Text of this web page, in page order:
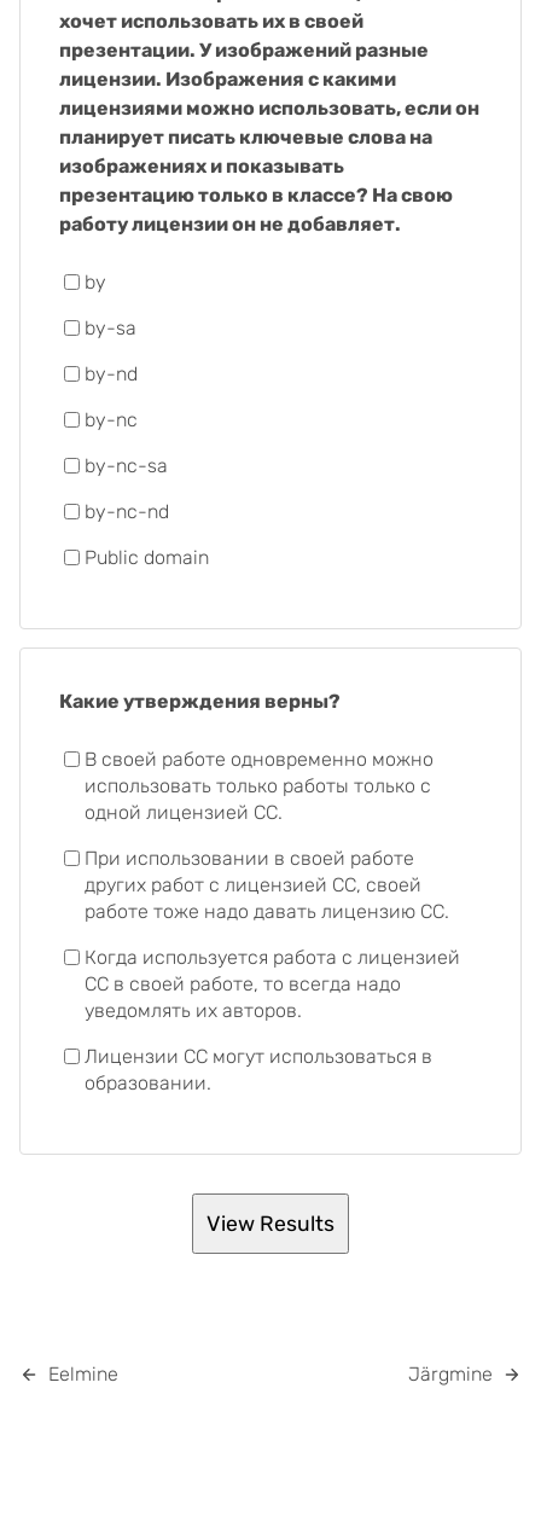
хочет использовать их в своей
презентации. У изображений разные
лицензии. Изображения с какими
лицензиями можно использовать, если он
планирует писать ключевые слова на
изображениях и показывать
презентацию только в классе? На свою
работу лицензии он не добавляет.
by
by-sa
by-nd
by-nc
by-nc-sa
by-nc-nd
Public domain
Какие утверждения верны?
В своей работе одновременно можно
использовать только работы только с
одной лицензией CC.
При использовании в своей работе
других работ с лицензией СС, своей
работе тоже надо давать лицензию СС.
Когда используется работа с лицензией
CC в своей работе, то всегда надо
уведомлять их авторов.
Лицензии CC могут использоваться в
образовании.
Eelmine Järgmine